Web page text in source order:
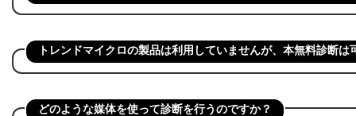
トレンドマイクロの製品は利用していませんが、本無料診断は
どのような媒体を使って診断を行うのですか？